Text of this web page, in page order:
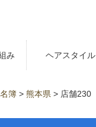
み ヘアスタイル
簿 > 熊本県 > 店舗230